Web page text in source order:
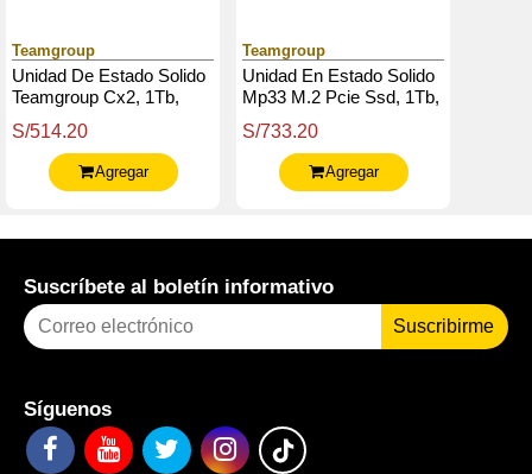
Teamgroup
Unidad De Estado Solido
Teamgroup Cx2, 1Tb,
Ecc, Dc 5V
S/514.20
Agregar
Teamgroup
Unidad En Estado Solido
Mp33 M.2 Pcie Ssd, 1Tb,
S/733.20
Agregar
Suscríbete al boletín informativo
Suscribirme
Síguenos